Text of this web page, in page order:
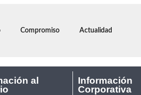
Compromiso Actualidad
al
Información
Corporativa